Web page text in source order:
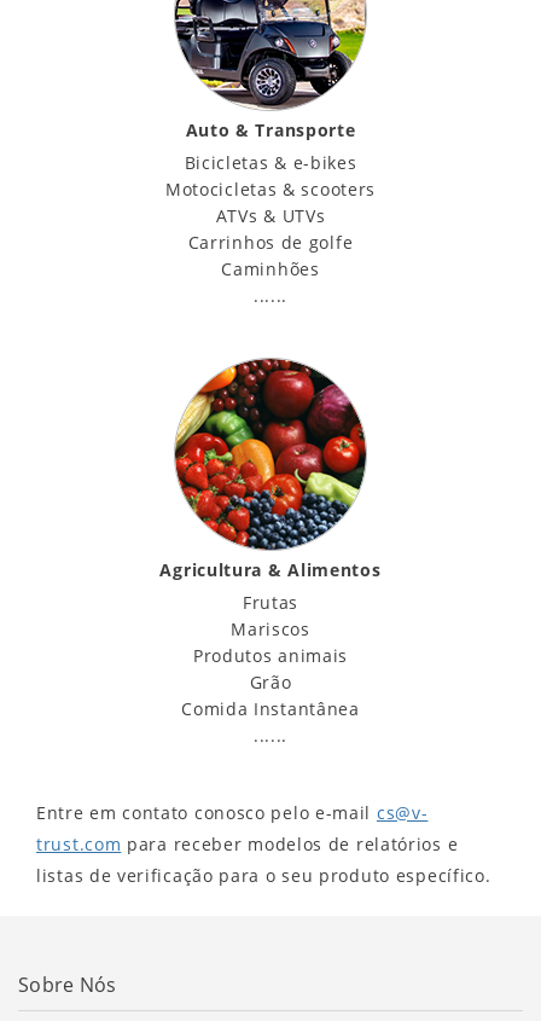
Auto & Transporte
Bicicletas & e-bikes
Motocicletas & scooters
ATVs & UTVs
Carrinhos de golfe
Caminhões
......
Agricultura & Alimentos
Frutas
Mariscos
Produtos animais
Grão
Comida Instantânea
......
Entre em contato conosco pelo e-mail cs@v-
trust.com para receber modelos de relatórios e
listas de verificação para o seu produto específico.
Sobre Nós